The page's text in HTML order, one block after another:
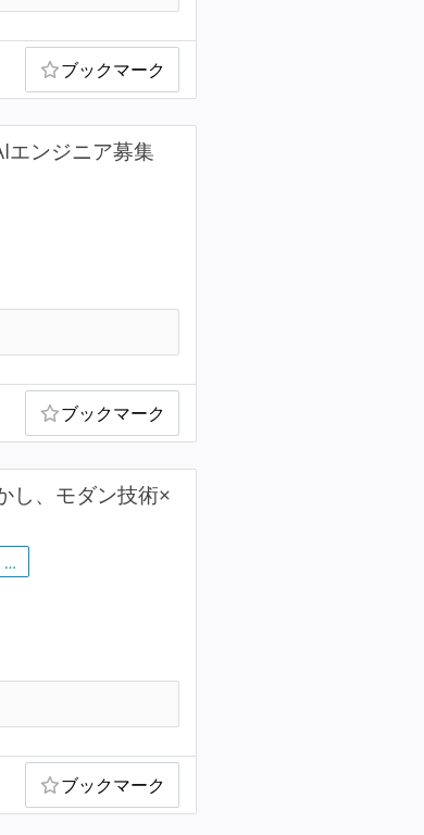
ブックマーク
エンジニア募集
ブックマーク
し、モダン技術×
…
ブックマーク